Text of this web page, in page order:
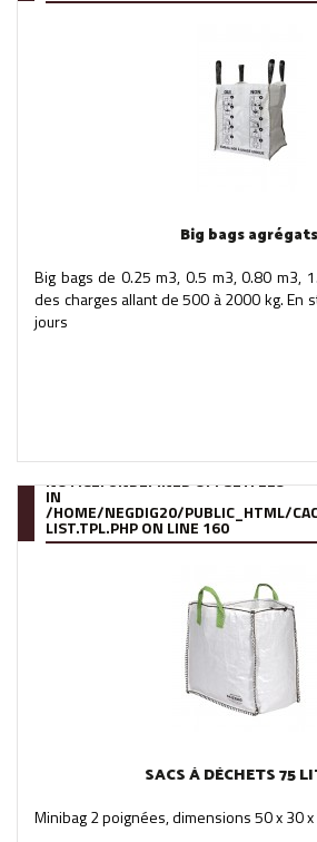
Big bags agrégats
Big bags de 0.25 m3, 0.5 m3, 0.80 m3,
des charges allant de 500 à 2000 kg. En
jours
NOTICE: UNDEFINED OFFSET: 229
IN
/HOME/NEGDIG20/PUBLIC_HTML/
LIST.TPL.PHPON LINE 160
SACS À DÉCHETS 75
Minibag 2 poignées, dimensions 50 x 30 x